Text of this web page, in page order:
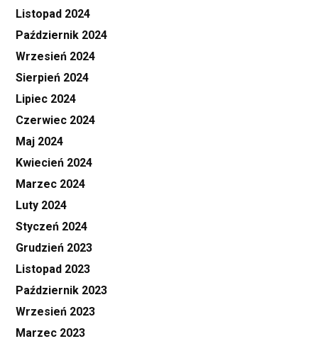
Listopad 2024
Październik 2024
Wrzesień 2024
Sierpień 2024
Lipiec 2024
Czerwiec 2024
Maj 2024
Kwiecień 2024
Marzec 2024
Luty 2024
Styczeń 2024
Grudzień 2023
Listopad 2023
Październik 2023
Wrzesień 2023
Marzec 2023